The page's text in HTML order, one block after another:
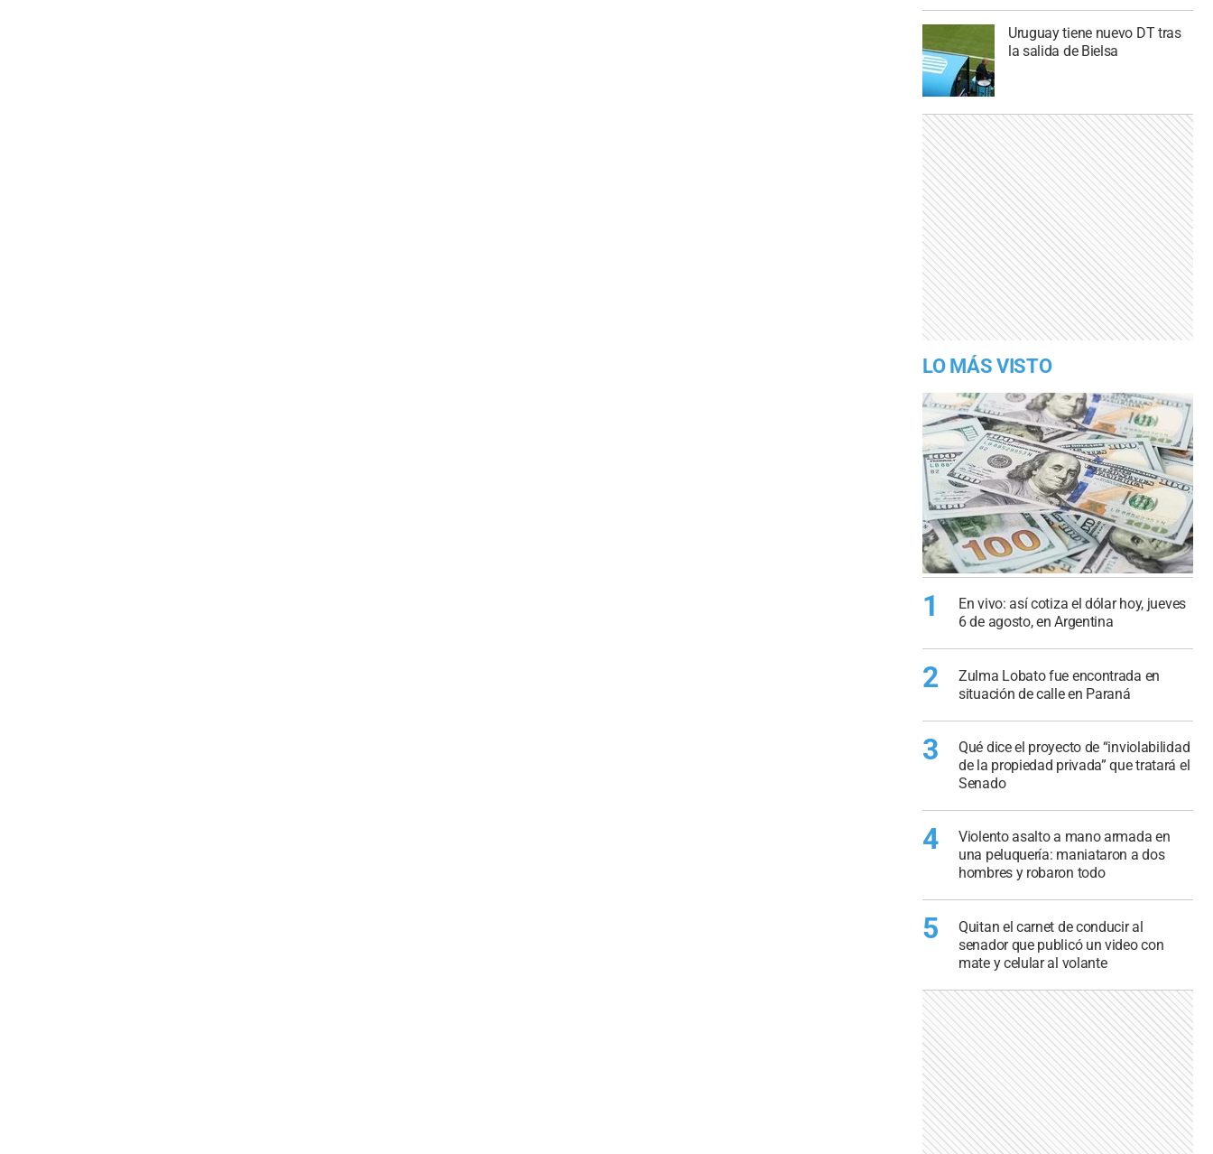
Uruguay tiene nuevo DT tras
la salida de Bielsa
LO MÁS VISTO
1
En vivo: así cotiza el dólar hoy, jueves
6 de agosto, en Argentina
2
Zulma Lobato fue encontrada en
situación de calle en Paraná
3
Qué dice el proyecto de “inviolabilidad
de la propiedad privada” que tratará el
Senado
4
Violento asalto a mano armada en
una peluquería: maniataron a dos
hombres y robaron todo
5
Quitan el carnet de conducir al
senador que publicó un video con
mate y celular al volante